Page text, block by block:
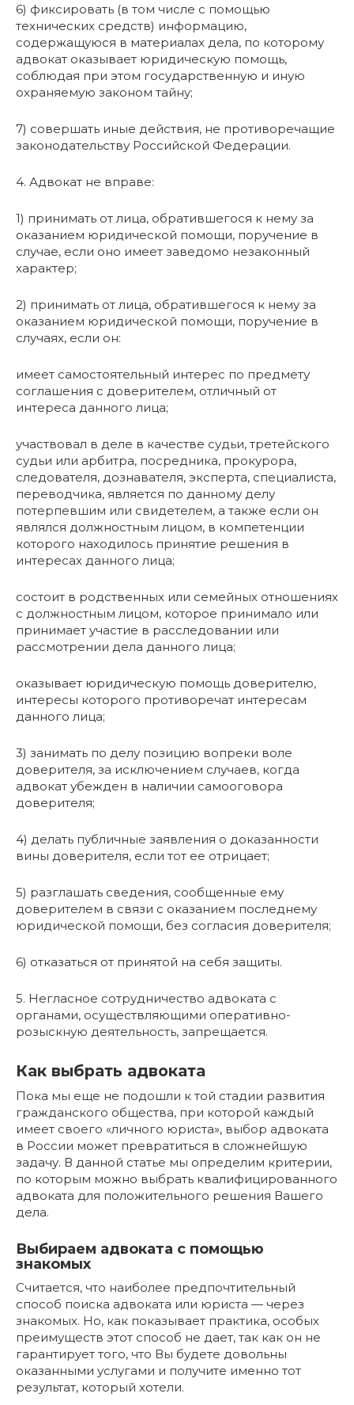
6) фиксировать (в том числе с помощью
технических средств) информацию,
содержащуюся в материалах дела, по которому
адвокат оказывает юридическую помощь,
соблюдая при этом государственную и иную
охраняемую законом тайну;
7) совершать иные действия, не противоречащие
законодательству Российской Федерации.
4. Адвокат не вправе:
1) принимать от лица, обратившегося к нему за
оказанием юридической помощи, поручение в
случае, если оно имеет заведомо незаконный
характер;
2) принимать от лица, обратившегося к нему за
оказанием юридической помощи, поручение в
случаях, если он:
имеет самостоятельный интерес по предмету
соглашения с доверителем, отличный от
интереса данного лица;
участвовал в деле в качестве судьи, третейского
судьи или арбитра, посредника, прокурора,
следователя, дознавателя, эксперта, специалиста,
переводчика, является по данному делу
потерпевшим или свидетелем, а также если он
являлся должностным лицом, в компетенции
которого находилось принятие решения в
интересах данного лица;
состоит в родственных или семейных отношениях
с должностным лицом, которое принимало или
принимает участие в расследовании или
рассмотрении дела данного лица;
оказывает юридическую помощь доверителю,
интересы которого противоречат интересам
данного лица;
3) занимать по делу позицию вопреки воле
доверителя, за исключением случаев, когда
адвокат убежден в наличии самооговора
доверителя;
4) делать публичные заявления о доказанности
вины доверителя, если тот ее отрицает;
5) разглашать сведения, сообщенные ему
доверителем в связи с оказанием последнему
юридической помощи, без согласия доверителя;
6) отказаться от принятой на себя защиты.
5. Негласное сотрудничество адвоката с
органами, осуществляющими оперативно-
розыскную деятельность, запрещается.
Как выбрать адвоката
Пока мы еще не подошли к той стадии развития
гражданского общества, при которой каждый
имеет своего «личного юриста», выбор адвоката
в России может превратиться в сложнейшую
задачу. В данной статье мы определим критерии,
по которым можно выбрать квалифицированного
адвоката для положительного решения Вашего
дела.
Выбираем адвоката с помощью
знакомых
Считается, что наиболее предпочтительный
способ поиска адвоката или юриста — через
знакомых. Но, как показывает практика, особых
преимуществ этот способ не дает, так как он не
гарантирует того, что Вы будете довольны
оказанными услугами и получите именно тот
результат, который хотели.